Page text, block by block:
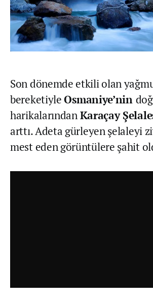
Son dönemde etkili olan
bereketiyleOsmaniye’nin
harikalarından Karaçay
arttı. Adeta gürleyen şelaleyi
mest eden görüntülere şahit